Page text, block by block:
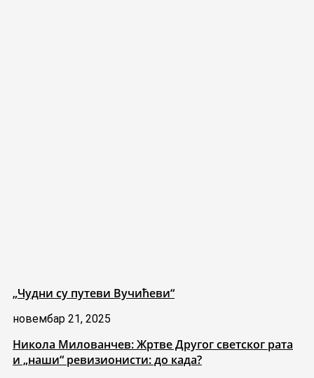
„Чудни су путеви Вучићеви“
новембар 21, 2025
Никола Милованчев: Жртве Другог светског рата
и „наши“ ревизионисти: до када?